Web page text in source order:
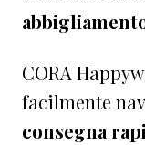
CORA
facilmente
consegna